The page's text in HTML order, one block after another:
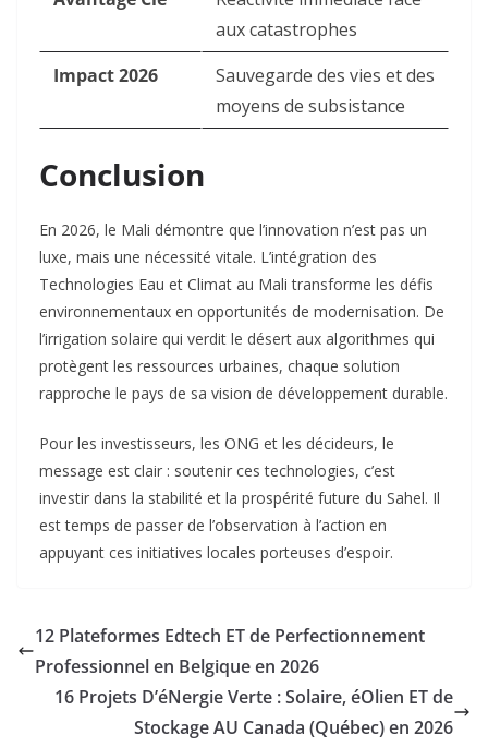
aux catastrophes
Impact 2026
Sauvegarde des vies et des
moyens de subsistance
Conclusion
En 2026, le Mali démontre que l’innovation n’est pas un
luxe, mais une nécessité vitale. L’intégration des
Technologies Eau et Climat au Mali transforme les défis
environnementaux en opportunités de modernisation. De
l’irrigation solaire qui verdit le désert aux algorithmes qui
protègent les ressources urbaines, chaque solution
rapproche le pays de sa vision de développement durable.
Pour les investisseurs, les ONG et les décideurs, le
message est clair : soutenir ces technologies, c’est
investir dans la stabilité et la prospérité future du Sahel. Il
est temps de passer de l’observation à l’action en
appuyant ces initiatives locales porteuses d’espoir.
12 Plateformes Edtech ET de Perfectionnement
Professionnel en Belgique en 2026
16 Projets D’éNergie Verte : Solaire, éOlien ET de
Stockage AU Canada (Québec) en 2026